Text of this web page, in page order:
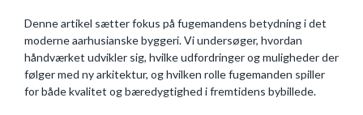
Denne artikel sætter fokus på fugemandens betydning i det
moderne aarhusianske byggeri. Vi undersøger, hvordan
håndværket udvikler sig, hvilke udfordringer og muligheder der
følger med ny arkitektur, og hvilken rolle fugemanden spiller
for både kvalitet og bæredygtighed i fremtidens bybillede.